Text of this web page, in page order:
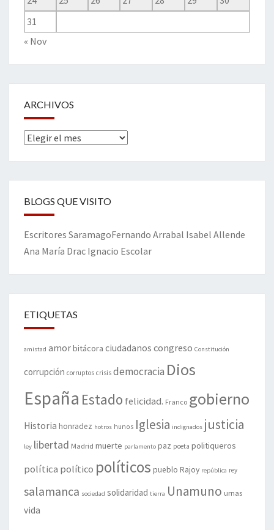
31
« Nov
ARCHIVOS
Archivos
BLOGS QUE VISITO
Escritores SaramagoFernando Arrabal Isabel Allende
Ana María Drac Ignacio Escolar
ETIQUETAS
amistad amorbitácora ciudadanos congreso Constitución
corrupción corruptos crisis democracia Dios
España Estado felicidad. Franco gobierno
Historia honradez hotros hunos Iglesia indignados justicia
ley libertad Madrid muerte parlamento paz poeta politiqueros
política político políticos pueblo Rajoy república rey
salamanca sociedad solidaridad tierra Unamuno urnas
vida